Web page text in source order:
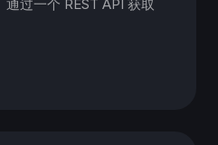
过一个 REST API 获取